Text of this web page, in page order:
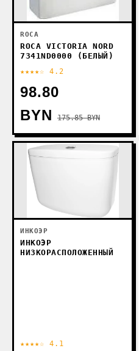
ROCA
ROCA VICTORIA NORD
7341ND0000 (БЕЛЫЙ)
★★★★☆ 4.2
98.80
BYN
175.85 BYN
ИНКОЭР
ИНКОЭР
НИЗКОРАСПОЛОЖЕННЫЙ
★★★★☆ 4.1